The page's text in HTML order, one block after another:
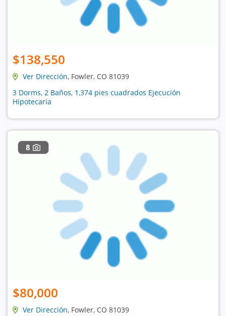
$138,550
Ver Dirección, Fowler, CO 81039
3 Dorms, 2 Baños, 1,374 pies cuadrados Ejecución
Hipotecaria
8
$80,000
Ver Dirección, Fowler, CO 81039